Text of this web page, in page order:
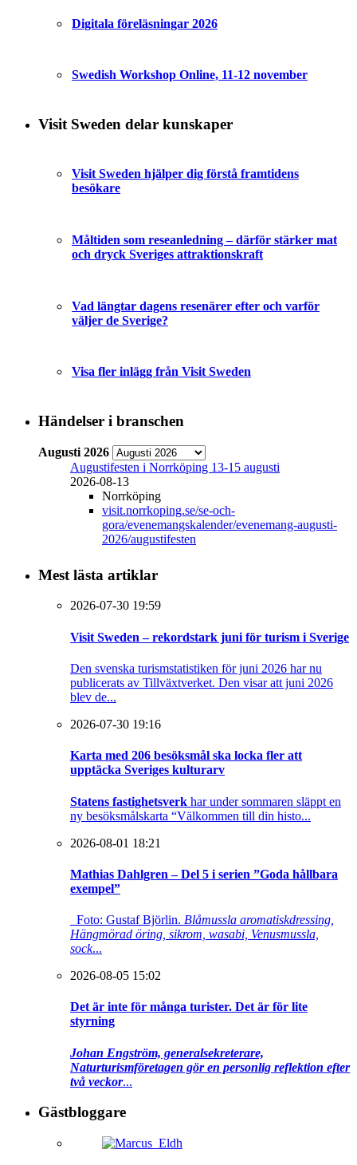
Digitala föreläsningar 2026
Swedish Workshop Online, 11-12 november
Visit Sweden delar kunskaper
Visit Sweden hjälper dig förstå framtidens
besökare
Måltiden som reseanledning – därför stärker mat
och dryck Sveriges attraktionskraft
Vad längtar dagens resenärer efter och varför
väljer de Sverige?
Visa fler inlägg från Visit Sweden
Händelser i branschen
Augusti 2026
Augustifesten i Norrköping 13-15 augusti
2026-08-13
Norrköping
visit.norrkoping.se/se-och-
gora/evenemangskalender/evenemang-augusti-
2026/augustifesten
Mest lästa artiklar
2026-07-30 19:59
Visit Sweden – rekordstark juni för turism i Sverige
Den svenska turismstatistiken för juni 2026 har nu
publicerats av Tillväxtverket. Den visar att juni 2026
blev de...
2026-07-30 19:16
Karta med 206 besöksmål ska locka fler att
upptäcka Sveriges kulturarv
Statens fastighetsverk har under sommaren släppt en
ny besöksmålskarta “Välkommen till din histo...
2026-08-01 18:21
Mathias Dahlgren – Del 5 i serien ”Goda hållbara
exempel”
Foto: Gustaf Björlin. Blåmussla aromatiskdressing,
Hängmörad öring, sikrom, wasabi, Venusmussla,
sock...
2026-08-05 15:02
Det är inte för många turister. Det är för lite
styrning
Johan Engström, generalsekreterare,
Naturturismföretagen gör en personlig reflektion efter
två veckor...
Gästbloggare